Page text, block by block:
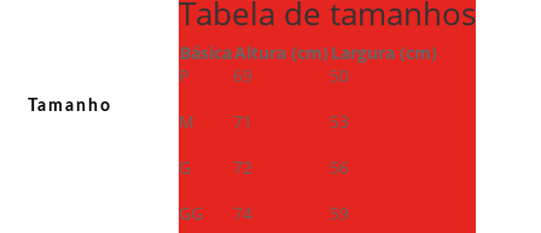
Tamanho
Tabela de tamanhos
BásicaAltura (cm) Largura (cm)
P
69
50
M
71
53
G
72
56
GG
74 59